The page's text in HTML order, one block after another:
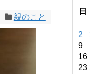
親のこと
日
2
9
16
23